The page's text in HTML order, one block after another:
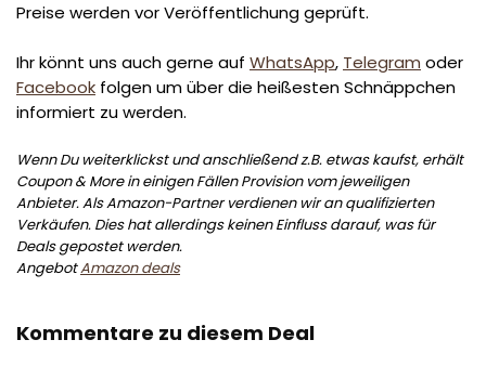
Preise werden vor Veröffentlichung geprüft.
Ihr könnt uns auch gerne auf WhatsApp, Telegram oder
Facebook folgen um über die heißesten Schnäppchen
informiert zu werden.
Wenn Du weiterklickst und anschließend z.B. etwas kaufst, erhält
Coupon & More in einigen Fällen Provision vom jeweiligen
Anbieter. Als Amazon-Partner verdienen wir an qualifizierten
Verkäufen. Dies hat allerdings keinen Einfluss darauf, was für
Deals gepostet werden.
AngebotAmazon deals
Kommentare zu diesem Deal